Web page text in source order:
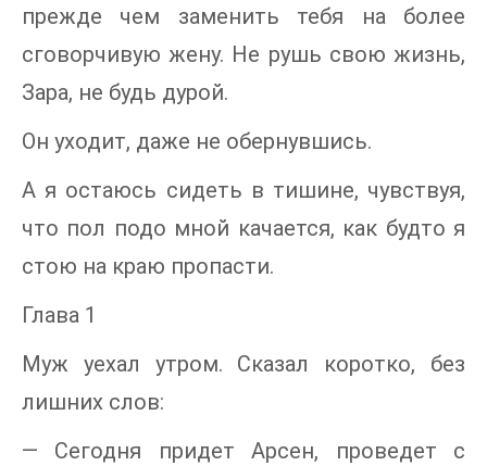
прежде чем заменить тебя на более
сговорчивую жену. Не рушь свою жизнь,
Зара, не будь дурой.
Он уходит, даже не обернувшись.
А я остаюсь сидеть в тишине, чувствуя,
что пол подо мной качается, как будто я
стою на краю пропасти.
Глава 1
Муж уехал утром. Сказал коротко, без
лишних слов:
— Сегодня придет Арсен, проведет с